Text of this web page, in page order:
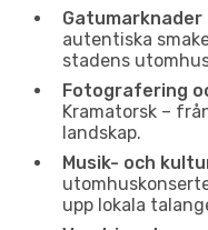
autentiska
stadens
Fotografering
Kramatorsk –
landskap.
Musik- och
upp lokala